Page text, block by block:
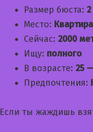
Размер бюста: 2
Место: Квартира
Сейчас: 2000
Ищу: полного
В возрасте: 25
Предпочтения:
Если ты жаждишь